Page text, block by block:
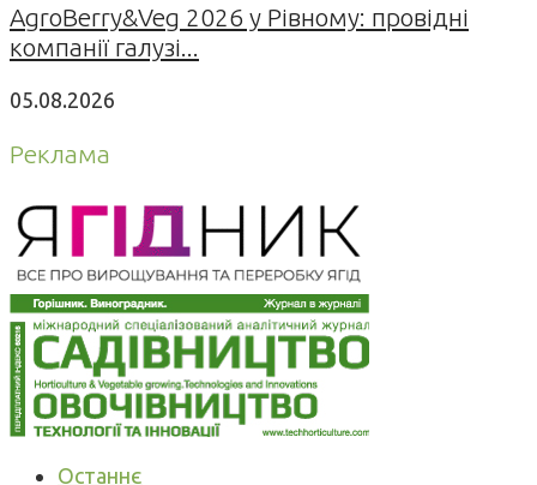
AgroBerry&Veg 2026 у Рівному: провідні
компанії галузі...
05.08.2026
Реклама
Останнє